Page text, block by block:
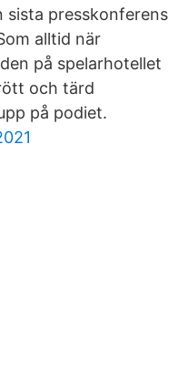
sista presskonferens
alltid när
på spelarhotellet
och tärd
på podiet.